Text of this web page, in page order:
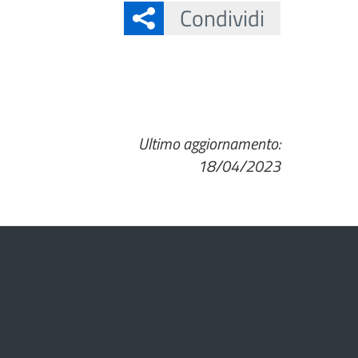
Condividi
Ultimo aggiornamento:
18/04/2023